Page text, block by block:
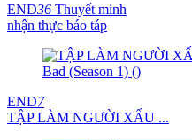
END36 Thuyết minh
nhận thực báo táp
END7
TẬP LÀM NGƯỜI XẤU ...